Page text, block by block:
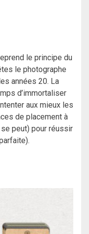
le principe du
le photographe
années 20. La
d’immortaliser
aux mieux les
de placement à
peut) pour réussir